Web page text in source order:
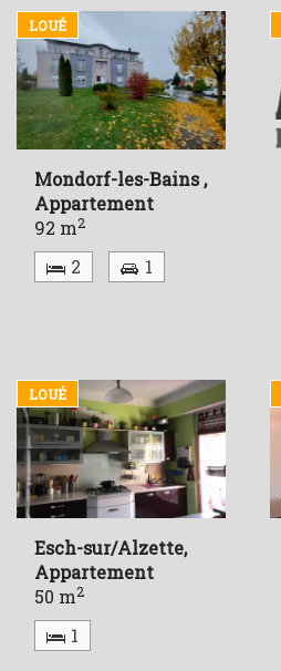
LOUÉ
Mondorf-les-Bains ,
Appartement
92 m2
2 1
LOUÉ
Esch-sur/Alzette,
Appartement
50 m2
1